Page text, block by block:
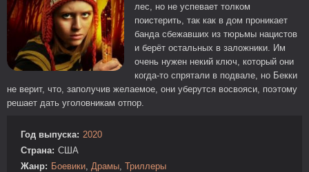
лес, но не успевает толком
поистерить, так как в дом проникает
банда сбежавших из тюрьмы нацистов
и берёт остальных в заложники. Им
очень нужен некий ключ, который они
когда-то спрятали в подвале, но Бекки
не верит, что, заполучив желаемое, они уберутся восвояси, поэтому
решает дать уголовникам отпор.
Год выпуска: 2020
Страна: США
Жанр: Боевики, Драмы, Триллеры